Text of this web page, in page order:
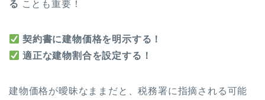
る ことも重要！
契約書に建物価格を明示する！
適正な建物割合を設定する！
建物価格が曖昧なままだと、税務署に指摘される可能